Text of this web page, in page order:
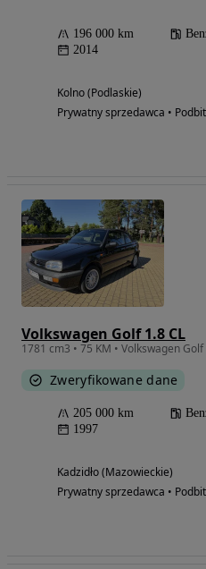
196 000 km
2014
Kolno (Podlaskie)
Prywatny sprzedawca •
Volkswagen Golf 1.8 CL
Zweryfikowane dane
205 000 km
1997
Kadzidło (Mazowieckie)
Prywatny sprzedawca •